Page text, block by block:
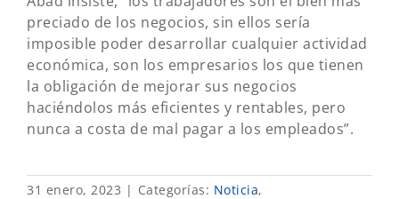
preciado de los negocios, sin ellos sería
imposible poder desarrollar cualquier actividad
económica, son los empresarios los que tienen
la obligación de mejorar sus negocios
haciéndolos más eficientes y rentables, pero
nunca a costa de mal pagar a los empleados”.
31 enero, 2023 | Categorías: Noticia,